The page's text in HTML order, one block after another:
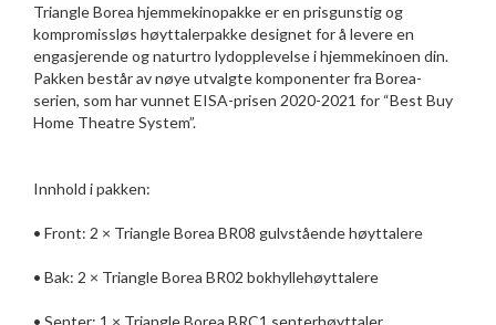
Triangle Borea hjemmekinopakke er en prisgunstig og
kompromissløs høyttalerpakke designet for å levere en
engasjerende og naturtro lydopplevelse i hjemmekinoen din.
Pakken består av nøye utvalgte komponenter fra Borea-
serien, som har vunnet EISA-prisen 2020-2021 for “Best Buy
Home Theatre System”.
Innhold i pakken:
• Front: 2 × Triangle Borea BR08 gulvstående høyttalere
• Bak: 2 × Triangle Borea BR02 bokhyllehøyttalere
• Senter: 1 × Triangle Borea BRC1 senterhøyttaler